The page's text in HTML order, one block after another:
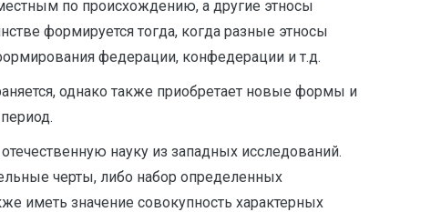
по происхождению, а другие этносы
формируется тогда, когда разные этносы
федерации, конфедерации и т.д.
однако также приобретает новые формы и
науку из западных исследований.
черты, либо набор определенных
иметь значение совокупность характерных